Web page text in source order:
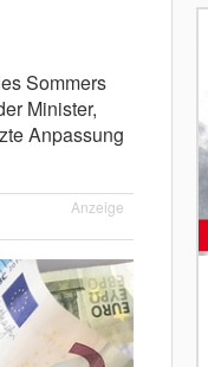
Sommers
Minister,
Anpassung
Anzeige